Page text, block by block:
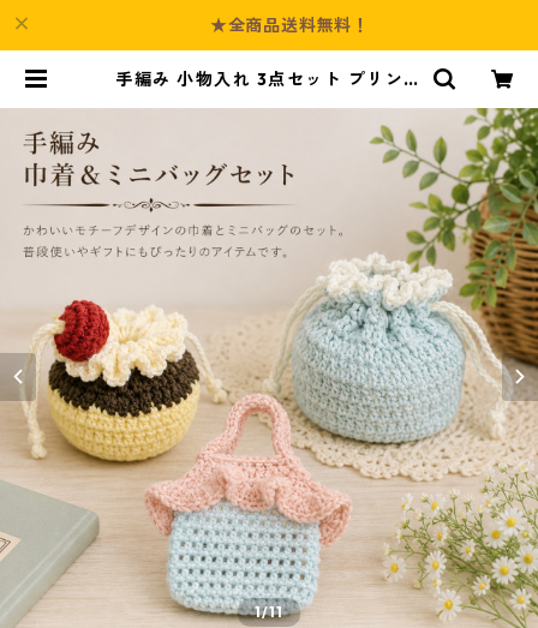
★全商品送料無料！
手編み 小物入れ 3点セット プリンモ
1/11